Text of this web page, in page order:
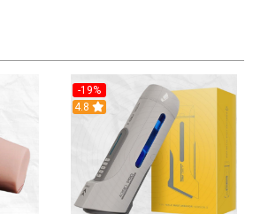
-19%
Hot
4.8